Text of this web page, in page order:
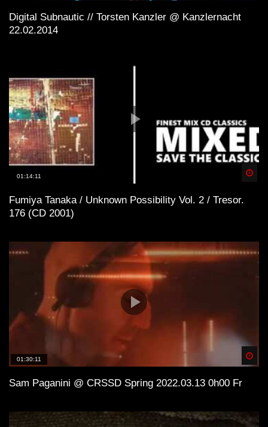
Digital Subnautic // Torsten Kanzler @ Kanzlernacht
22.02.2014
01:14:11
Fumiya Tanaka / Unknown Possibility Vol. 2 / Tresor.
176 (CD 2001)
01:30:11
Sam Paganini @ CRSSD Spring 2022.03.13 0h00 Fr